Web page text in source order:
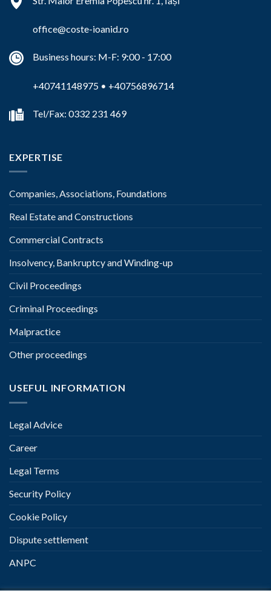
office@coste-ioanid.ro
Business hours: M-F: 9:00 - 17:00
+40741148975 • +40756896714
Tel/Fax: 0332 231 469
EXPERTISE
Companies, Associations, Foundations
Real Estate and Constructions
Commercial Contracts
Insolvency, Bankruptcy and Winding-up
Civil Proceedings
Criminal Proceedings
Malpractice
Other proceedings
USEFUL INFORMATION
Legal Advice
Career
Legal Terms
Security Policy
Cookie Policy
Dispute settlement
ANPC